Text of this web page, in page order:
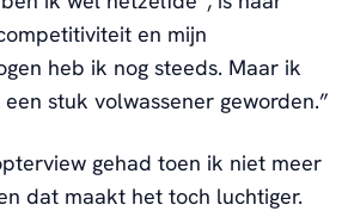
en mijn
heb ik nog steeds. Maar ik
stuk volwassener geworden.”
gehad toen ik niet meer
dat maakt het toch luchtiger.